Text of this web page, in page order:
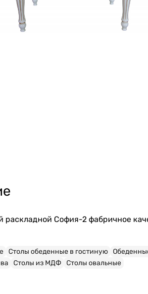
раскладной София-2 фабричное
Столы обеденные в гостиную
Столы из МДФ Столы овальные